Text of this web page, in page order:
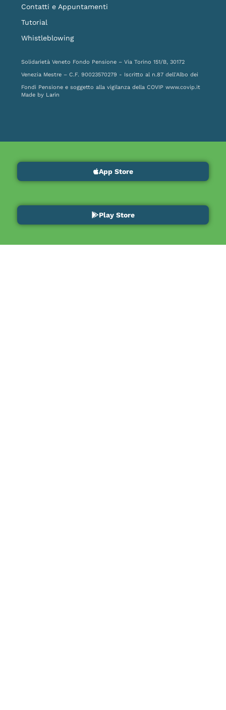
Contatti e Appuntamenti
Tutorial
Whistleblowing
Solidarietà Veneto Fondo Pensione – Via Torino 151/B, 30172
Venezia Mestre – C.F. 90023570279 - Iscritto al n.87 dell'Albo dei
Fondi Pensione e soggetto alla vigilanza della COVIP www.covip.it
Made by Larin
App Store
Play Store